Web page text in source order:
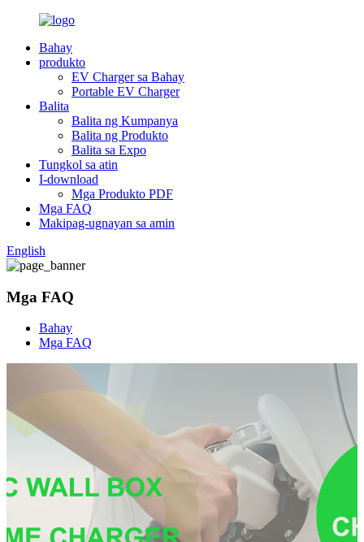
Bahay
produkto
EV Charger sa Bahay
Portable EV Charger
Balita
Balita ng Kumpanya
Balita ng Produkto
Balita sa Expo
Tungkol sa atin
I-download
Mga Produkto PDF
Mga FAQ
Makipag-ugnayan sa amin
English
Mga FAQ
Bahay
Mga FAQ